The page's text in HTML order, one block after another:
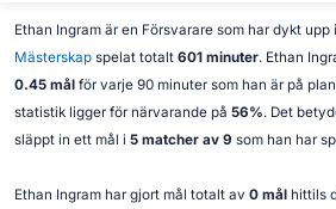
Ethan Ingram är en Försvarare som har dykt upp i
Mästerskapspelat totalt 601 minuter. Ethan
0.45 mål för varje 90 minuter som han är på
statistik ligger för närvarande på 56%. Det
släppt in ett mål i 5 matcher av 9 som han har
Ethan Ingram har gjort mål totalt av 0 mål hittils